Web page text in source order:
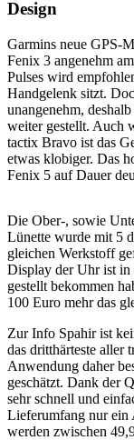
Design
Garmins neue GPS-
Fenix 3 angenehm
Pulses wird
Handgelenk sitzt.
unangenehm,
weiter gestellt. Auch
tactix Bravo ist das
etwas klobiger. Das
Fenix 5 auf Dauer
Die Ober-, sowie
Lünette wurde mit 5
gleichen Werkstoff
Display der Uhr ist
gestellt bekommen
100 Euro mehr das
Zur Info Spahir ist
das dritthärteste aller
Anwendung daher
geschätzt. Dank der
sehr schnell und
Lieferumfang nur ein
werden zwischen